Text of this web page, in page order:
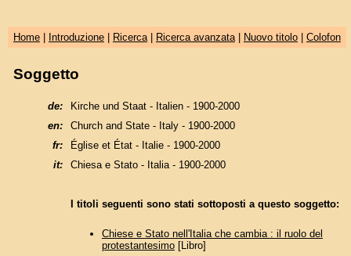
Home| Introduzione| Ricerca| Ricerca avanzata| Nuovo titolo| Colofon
Soggetto
de:
Kirche und Staat - Italien - 1900-2000
en:
Church and State - Italy - 1900-2000
fr:
Église et État - Italie - 1900-2000
it:
Chiesa e Stato - Italia - 1900-2000
I titoli seguenti sono stati sottoposti a questo soggetto:
Chiese e Stato nell'Italia che cambia : il ruolo del
protestantesimo[Libro]